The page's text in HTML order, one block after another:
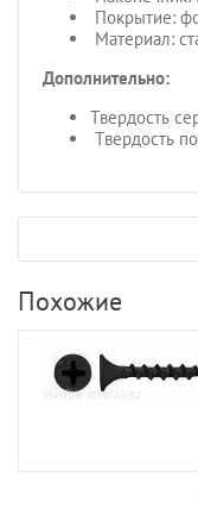
Покрытие:
Материал:
Дополнительно:
Твердость
Твердость
Похожие